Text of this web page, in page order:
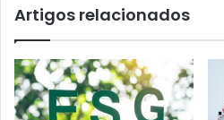
Artigos relacionados